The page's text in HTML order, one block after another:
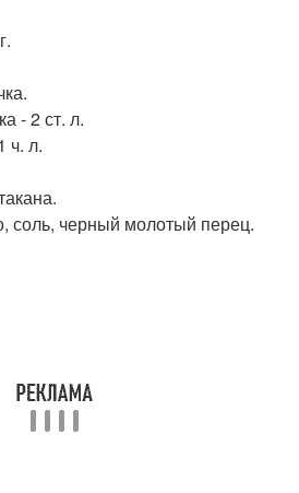
- 2 ст. л.
ч. л.
соль, черный молотый перец.